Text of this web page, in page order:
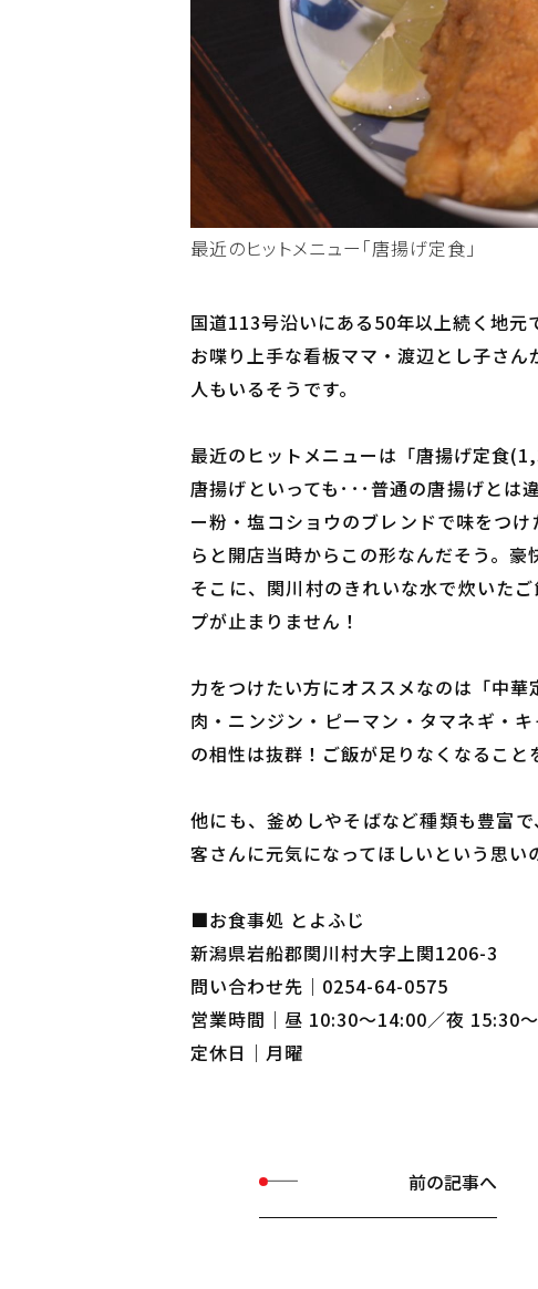
最近のヒットメニュー「唐揚げ定食」
国道113号沿いにある50年以上続く地元
お喋り上手な看板ママ・渡辺とし子さ
人もいるそうです。
最近のヒットメニューは「唐揚げ定食
唐揚げといっても･･･普通の唐揚げとは
ー粉・塩コショウのブレンドで味をつ
らと開店当時からこの形なんだそう。豪
そこに、関川村のきれいな水で炊いた
プが止まりません！
力をつけたい方にオススメなのは「中
肉・ニンジン・ピーマン・タマネギ・
の相性は抜群！ご飯が足りなくなること
他にも、釜めしやそばなど種類も豊富
客さんに元気になってほしいという思い
■お食事処 とよふじ
新潟県岩船郡関川村大字上関1206-3
問い合わせ先｜0254-64-0575
営業時間｜昼 10:30～14:00／夜 15:30
定休日｜月曜
前の記事へ